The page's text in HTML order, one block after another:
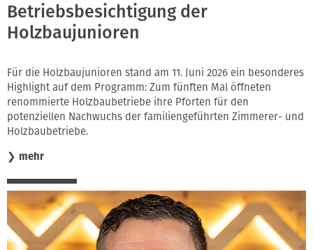
Betriebsbesichtigung der
Holzbaujunioren
Für die Holzbaujunioren stand am 11. Juni 2026 ein besonderes
Highlight auf dem Programm: Zum fünften Mal öffneten
renommierte Holzbaubetriebe ihre Pforten für den
potenziellen Nachwuchs der familiengeführten Zimmerer- und
Holzbaubetriebe.
❯ mehr